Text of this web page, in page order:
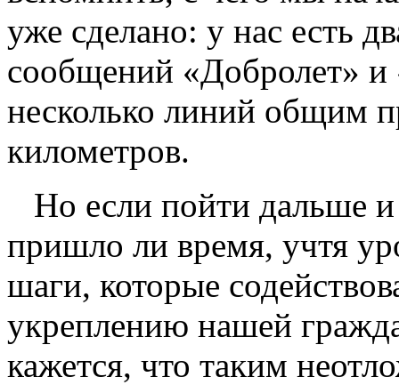
уже сделано: у нас есть
сообщений «Добролет»
несколько линий общим
километров.
Но если пойти дальше и
пришло ли время, учтя
шаги, которые
укреплению нашей
кажется, что таким